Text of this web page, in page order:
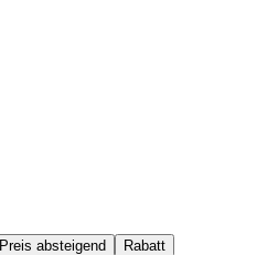
Preis absteigend Rabatt